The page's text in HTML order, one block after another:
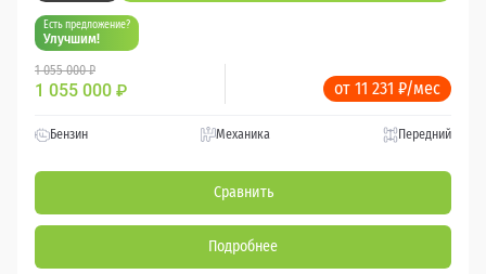
Есть предложение?
Улучшим!
1 055 000 ₽
1 055 000 ₽ от 11 231 ₽/мес
Бензин Механика Передний
Сравнить
Подробнее